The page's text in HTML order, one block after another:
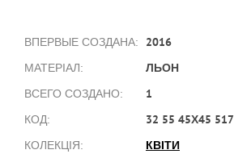
ВПЕРВЫЕ СОЗДАНА: 2016
МАТЕРІАЛ: ЛЬОН
ВСЕГО СОЗДАНО: 1
КОД: 32 55 45Х45 517
КОЛЕКЦІЯ: КВІТИ